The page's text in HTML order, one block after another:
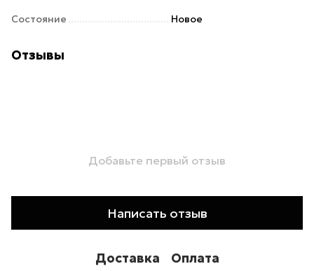
Состояние Новое
Отзывы
Добавьте первый отзыв
Написать отзыв
Доставка Оплата